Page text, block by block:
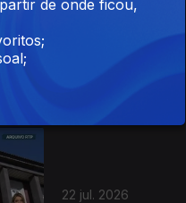
22 jul. 2026
de onde ficou,